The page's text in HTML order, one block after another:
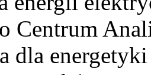
Centrum
dla